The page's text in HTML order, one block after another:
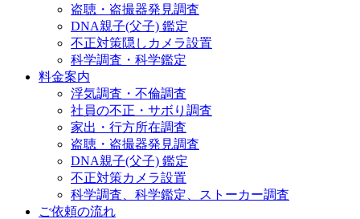
盗聴・盗撮器発見調査
DNA親子(父子) 鑑定
不正対策隠しカメラ設置
科学調査・科学鑑定
料金案内
浮気調査・不倫調査
社員の不正・サボり調査
家出・行方所在調査
盗聴・盗撮器発見調査
DNA親子(父子) 鑑定
不正対策カメラ設置
科学調査、科学鑑定、ストーカー調査
ご依頼の流れ